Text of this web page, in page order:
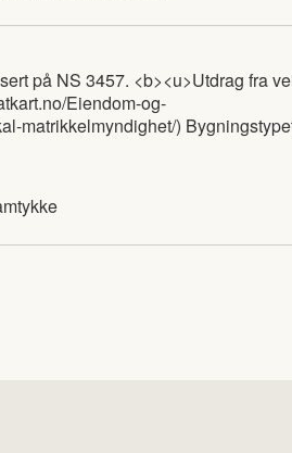
på NS 3457. <b><u>Utdrag fra
Eiendom-og-
matrikkelmyndighet/)